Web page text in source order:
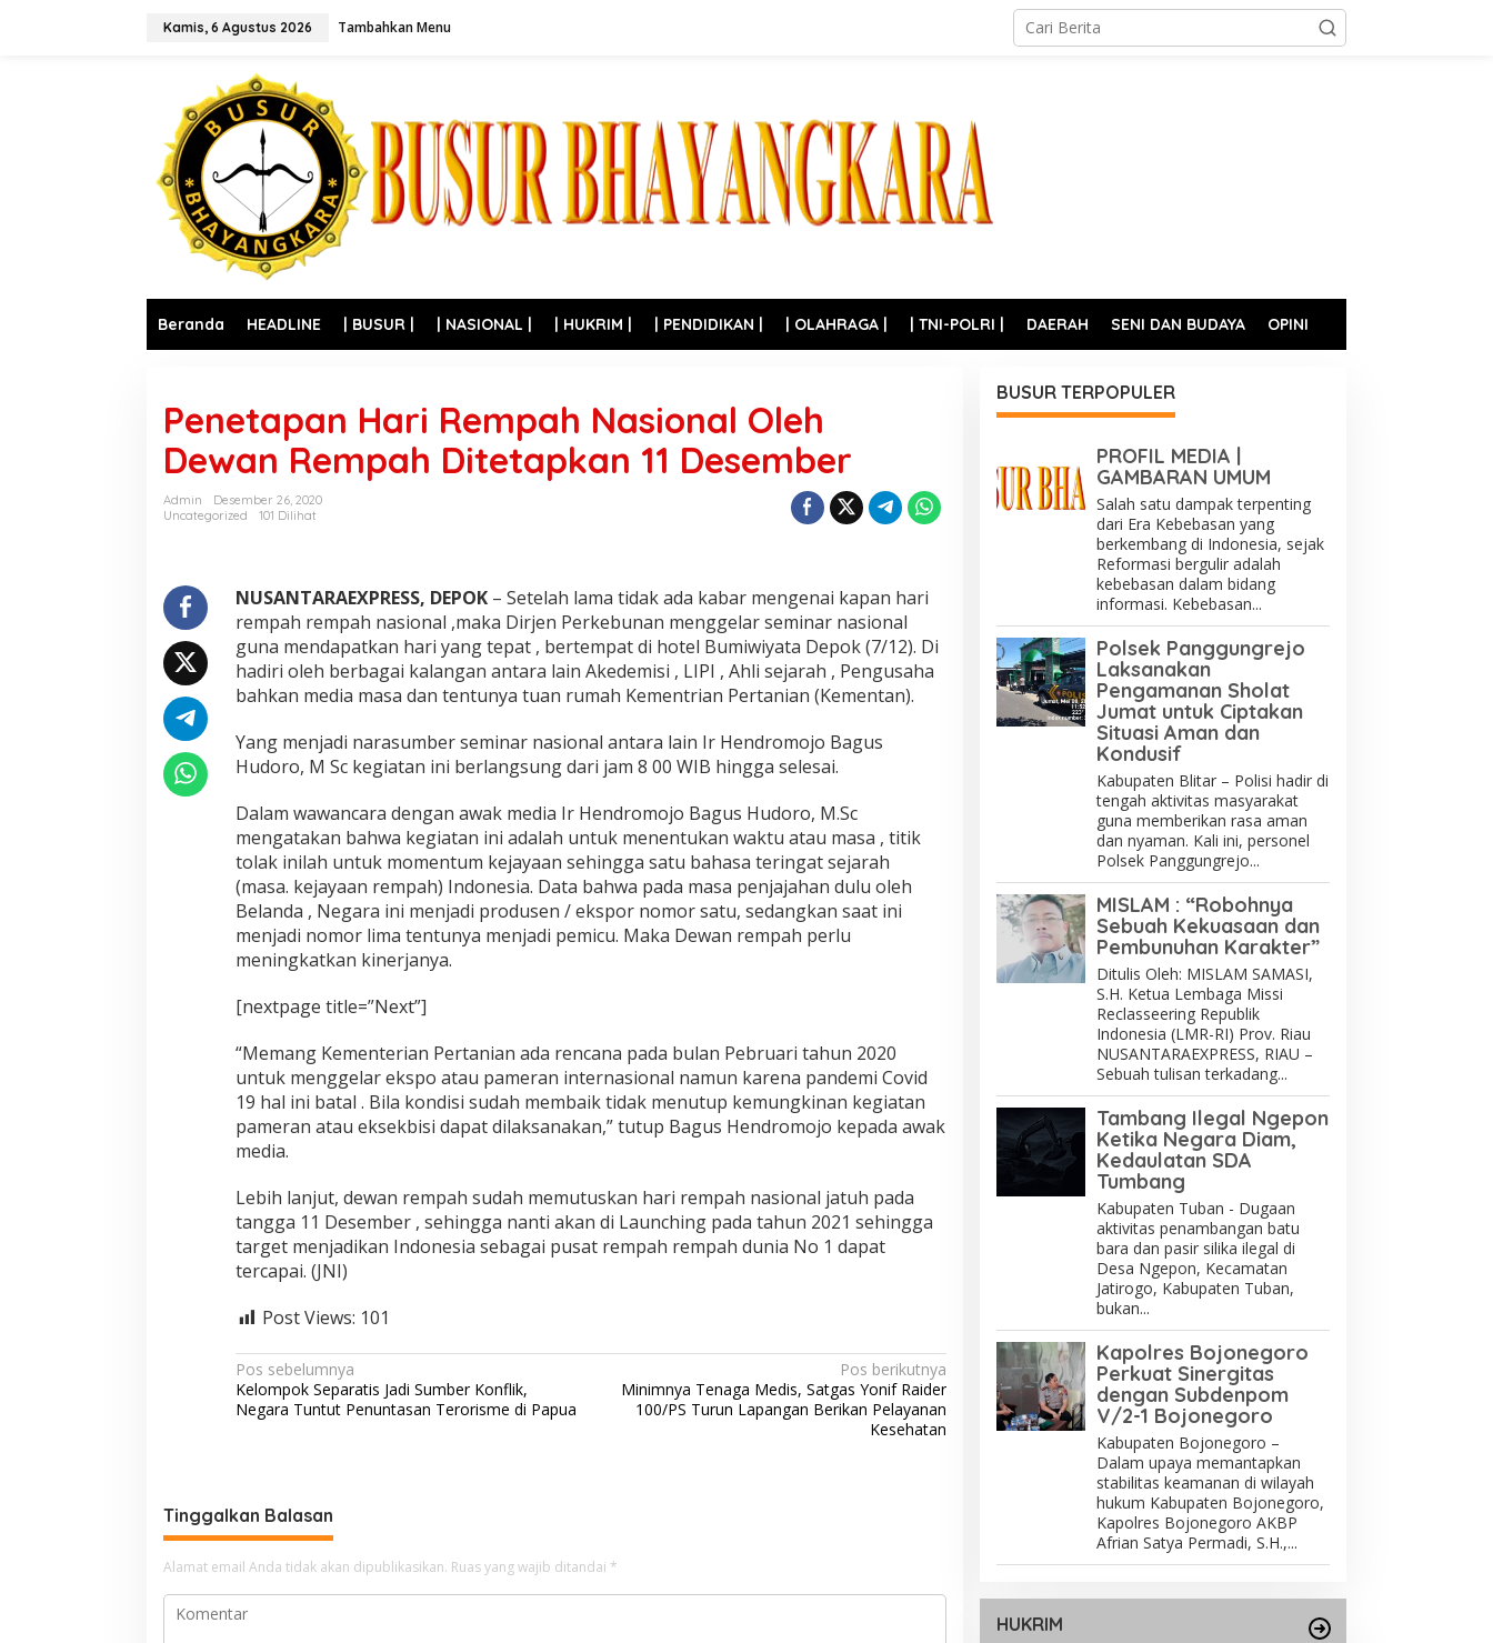
Kamis, 6 Agustus 2026 Tambahkan Menu
Beranda HEADLINE | BUSUR | | NASIONAL | | HUKRIM | | PENDIDIKAN | | OLAHRAGA | | TNI-POLRI | DAERAH SENI DAN BUDAYA OPINI
Penetapan Hari Rempah Nasional Oleh
Dewan Rempah Ditetapkan 11 Desember
Admin
Desember 26, 2020
Uncategorized
101 Dilihat
NUSANTARAEXPRESS, DEPOK– Setelah lama tidak ada kabar mengenai kapan hari
rempah rempah nasional ,maka Dirjen Perkebunan menggelar seminar nasional
guna mendapatkan hari yang tepat , bertempat di hotel Bumiwiyata Depok (7/12). Di
hadiri oleh berbagai kalangan antara lain Akedemisi , LIPI , Ahli sejarah , Pengusaha
bahkan media masa dan tentunya tuan rumah Kementrian Pertanian (Kementan).
Yang menjadi narasumber seminar nasional antara lain Ir Hendromojo Bagus
Hudoro, M Sc kegiatan ini berlangsung dari jam 8 00 WIB hingga selesai.
Dalam wawancara dengan awak media Ir Hendromojo Bagus Hudoro, M.Sc
mengatakan bahwa kegiatan ini adalah untuk menentukan waktu atau masa , titik
tolak inilah untuk momentum kejayaan sehingga satu bahasa teringat sejarah
(masa. kejayaan rempah) Indonesia. Data bahwa pada masa penjajahan dulu oleh
Belanda , Negara ini menjadi produsen / ekspor nomor satu, sedangkan saat ini
menjadi nomor lima tentunya menjadi pemicu. Maka Dewan rempah perlu
meningkatkan kinerjanya.
[nextpage title=”Next”]
“Memang Kementerian Pertanian ada rencana pada bulan Pebruari tahun 2020
untuk menggelar ekspo atau pameran internasional namun karena pandemi Covid
19 hal ini batal . Bila kondisi sudah membaik tidak menutup kemungkinan kegiatan
pameran atau eksekbisi dapat dilaksanakan,” tutup Bagus Hendromojo kepada awak
media.
Lebih lanjut, dewan rempah sudah memutuskan hari rempah nasional jatuh pada
tangga 11 Desember , sehingga nanti akan di Launching pada tahun 2021 sehingga
target menjadikan Indonesia sebagai pusat rempah rempah dunia No 1 dapat
tercapai. (JNI)
Post Views: 101
N
a
a
s
i
p
Pos sebelumnya
Kelompok Separatis Jadi Sumber Konflik,
Negara Tuntut Penuntasan Terorisme di Papua
Pos berikutnya
Minimnya Tenaga Medis, Satgas Yonif Raider
100/PS Turun Lapangan Berikan Pelayanan
Kesehatan
Tinggalkan Balasan
Alamat email Anda tidak akan dipublikasikan. Ruas yang wajib ditandai *
BUSUR TERPOPULER
PROFIL MEDIA |
GAMBARAN UMUM
Salah satu dampak terpenting
dari Era Kebebasan yang
berkembang di Indonesia, sejak
Reformasi bergulir adalah
kebebasan dalam bidang
informasi. Kebebasan...
Polsek Panggungrejo
Laksanakan
Pengamanan Sholat
Jumat untuk Ciptakan
Situasi Aman dan
Kondusif
Kabupaten Blitar – Polisi hadir di
tengah aktivitas masyarakat
guna memberikan rasa aman
dan nyaman. Kali ini, personel
Polsek Panggungrejo...
MISLAM : “Robohnya
Sebuah Kekuasaan dan
Pembunuhan Karakter”
Ditulis Oleh: MISLAM SAMASI,
S.H. Ketua Lembaga Missi
Reclasseering Republik
Indonesia (LMR-RI) Prov. Riau
NUSANTARAEXPRESS, RIAU –
Sebuah tulisan terkadang...
Tambang Ilegal Ngepon
Ketika Negara Diam,
Kedaulatan SDA
Tumbang
Kabupaten Tuban - Dugaan
aktivitas penambangan batu
bara dan pasir silika ilegal di
Desa Ngepon, Kecamatan
Jatirogo, Kabupaten Tuban,
bukan...
Kapolres Bojonegoro
Perkuat Sinergitas
dengan Subdenpom
V/2-1 Bojonegoro
Kabupaten Bojonegoro –
Dalam upaya memantapkan
stabilitas keamanan di wilayah
hukum Kabupaten Bojonegoro,
Kapolres Bojonegoro AKBP
Afrian Satya Permadi, S.H.,...
HUKRIM